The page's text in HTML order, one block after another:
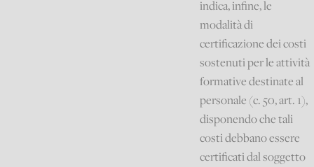
indica, infine, le
modalità di
certificazione dei costi
sostenuti per le attività
formative destinate al
personale (c. 50, art. 1),
disponendo che tali
costi debbano essere
certificati dal soggetto